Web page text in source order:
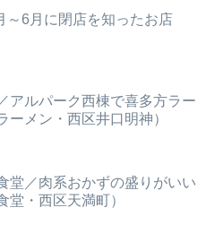
～6月に閉店を知ったお店
アルパーク西棟で喜多方ラー
ーメン・西区井口明神）
堂／肉系おかずの盛りがいい
堂・西区天満町）